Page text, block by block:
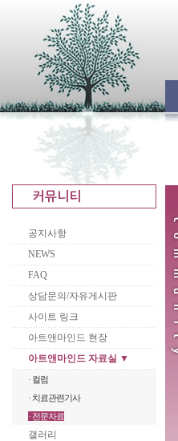
공지사항
NEWS
FAQ
상담문의/자유게시판
사이트 링크
아트앤마인드 현장
아트앤마인드 자료실 ▼
· 컬럼
· 치료관련기사
· 전문자료
갤러리